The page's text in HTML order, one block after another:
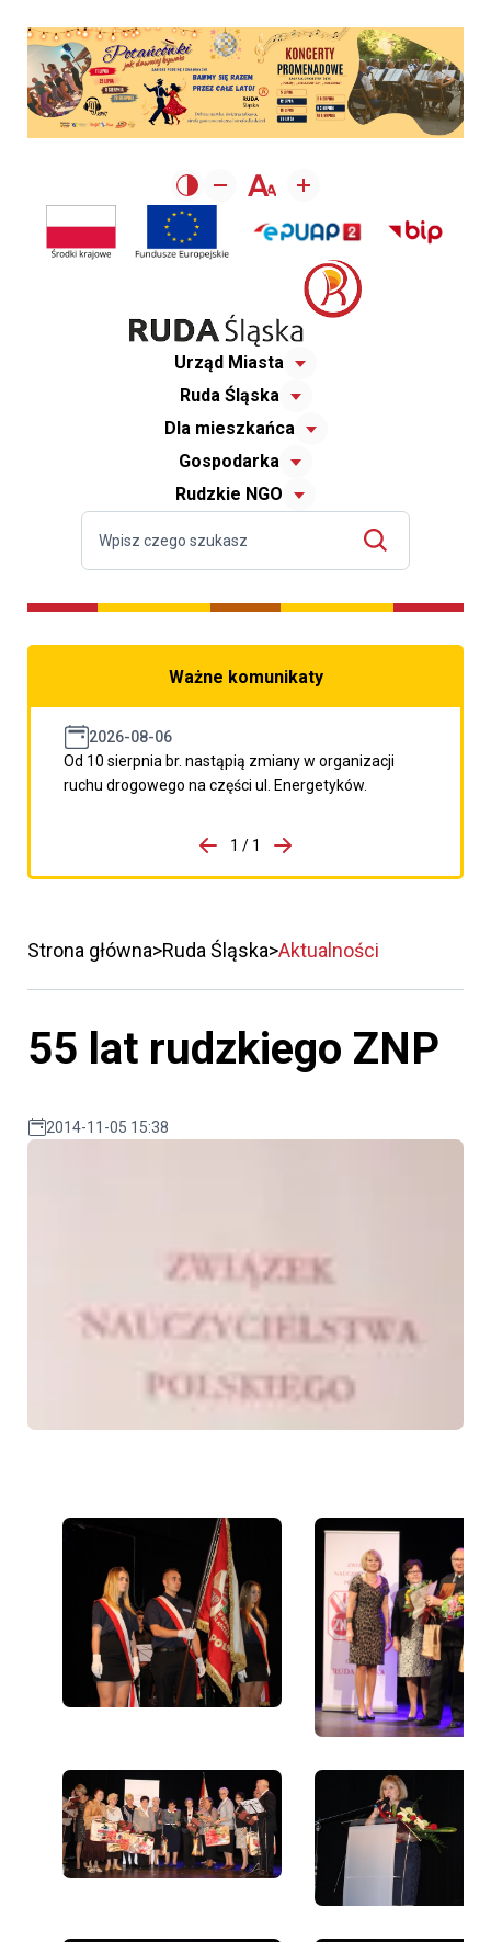
Urząd Miasta
Ruda Śląska
Dla mieszkańca
Gospodarka
Rudzkie NGO
Ważne komunikaty
2026-08-06
Od 10 sierpnia br. nastąpią zmiany w organizacji
ruchu drogowego na części ul. Energetyków.
porzpedniego komunikatu
1 / 1
Przejdź do następnego
Strona główna Ruda Śląska Aktualności
55 lat rudzkiego ZNP
2014-11-05 15:38